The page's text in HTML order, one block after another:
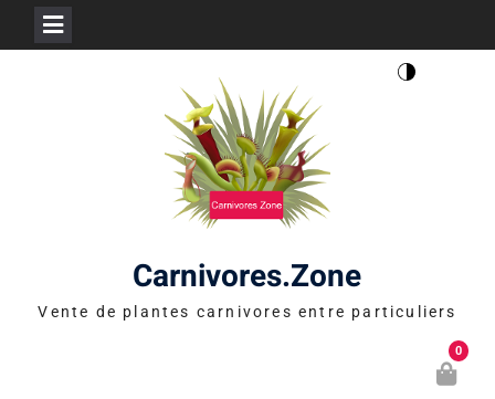
Carnivores.Zone
Vente de plantes carnivores entre particuliers
0